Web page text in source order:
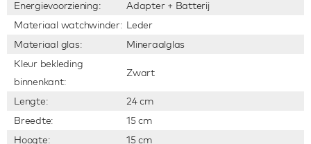
Energievoorziening:
Adapter + Batterij
Materiaal watchwinder: Leder
Materiaal glas:
Mineraalglas
Kleur bekleding
binnenkant:
Zwart
Lengte:
24 cm
Breedte:
15 cm
Hoogte:
15 cm